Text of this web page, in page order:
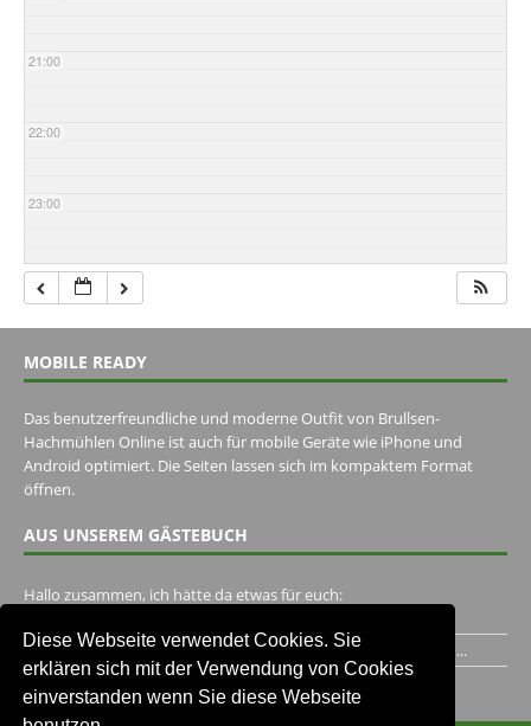
Diese Webseite verwendet Cookies. Sie
erklären sich mit der Verwendung von Cookies
einverstanden wenn Sie diese Webseite
21:00
22:00
23:00
MOBILE READY
Das benutzerfreundliche und moderne Outfit von Brullsen-
Hachmühlen Online ist auch für mobile Geräte wie iPhone und
Android optimiert. Die Seiten lassen sich im kompaktem Format
öffnen.
AUS UNSEREM GÄSTEBUCH
Hallo zusammen, ich hätte da etwas für euch:
Ich habe ein Jahr im Gasthaus Hugo Pape verbracht..Habe ihn...
Unser Gästebuch besuchen